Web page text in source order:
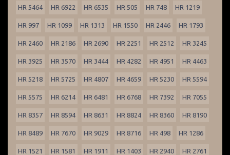
HR 5464 HR 6922 HR 6535 HR 505 HR 748 HR 1219
HR 997 HR 1099 HR 1313 HR 1550 HR 2446 HR 1793
HR 2460 HR 2186 HR 2690 HR 2251 HR 2512 HR 3245
HR 3925 HR 3570 HR 3444 HR 4282 HR 4951 HR 4463
HR 5218 HR 5725 HR 4807 HR 4659 HR 5230 HR 5594
HR 5575 HR 6214 HR 6481 HR 6768 HR 7392 HR 7055
HR 8357 HR 8594 HR 8631 HR 8824 HR 8360 HR 8190
HR 8489 HR 7670 HR 9029 HR 8716 HR 498 HR 1286
HR 1521 HR 1581 HR 1911 HR 1403 HR 2940 HR 2761